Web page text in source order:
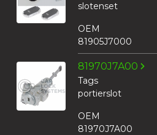
slotenset
OEM
81905J7000
81970J7A00
Tags
portierslot
OEM
81970J7A00